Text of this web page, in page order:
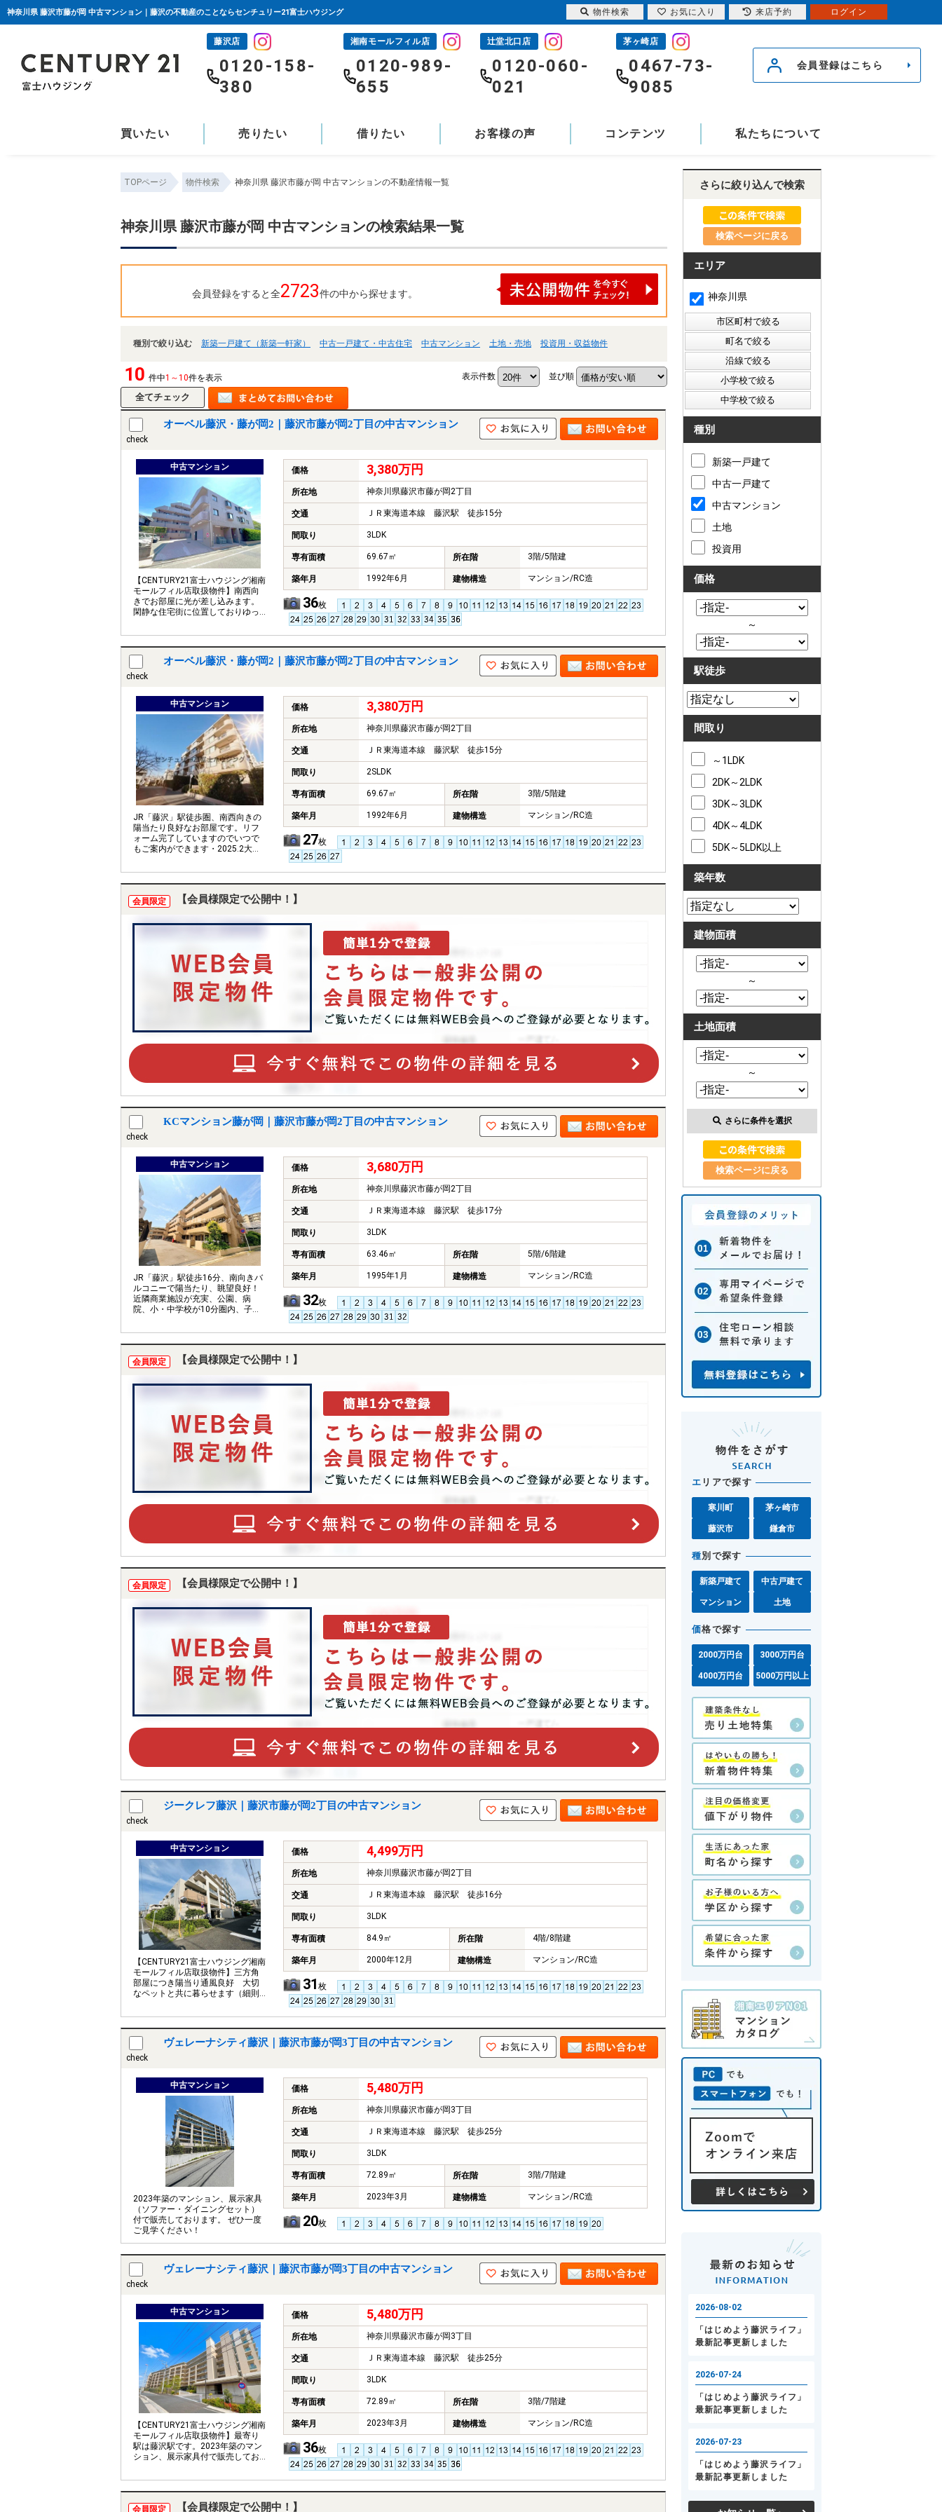
神奈川県 藤沢市藤が岡 中古マンション｜藤沢の不動産のことならセンチュリー21富士ハウジング
藤沢店
0120-158-
380
湘南モールフィル店
0120-989-
655
辻堂北口店
0120-060-
021
茅ヶ崎店
0467-73-
9085
会員登録はこちら
買いたい 売りたい 借りたい お客様の声 コンテンツ 私たちについて
TOPページ 物件検索 神奈川県 藤沢市藤が岡 中古マンションの不動産情報一覧
神奈川県 藤沢市藤が岡 中古マンションの検索結果一覧
会員登録をすると全2723件の中から探せます。
種別で絞り込む 新築一戸建て（新築一軒家） 中古一戸建て・中古住宅 中古マンション 土地・売地 投資用・収益物件
10 件中1～10件を表示 表示件数 並び順
check
オーベル藤沢・藤が岡2｜藤沢市藤が岡2丁目の中古マンション
中古マンション
【CENTURY21富士ハウジング湘南
モールフィル店取扱物件】南西向
きでお部屋に光が差し込みます。
閑静な住宅街に位置しておりゆっ
価格 3,380万円
所在地 神奈川県藤沢市藤が岡2丁目
交通 ＪＲ東海道本線 藤沢駅 徒歩15分
間取り 3LDK
専有面積 69.67㎡ 所在階 3階/5階建
築年月 1992年6月 建物構造 マンション/RC造
36枚
check
オーベル藤沢・藤が岡2｜藤沢市藤が岡2丁目の中古マンション
中古マンション
JR「藤沢」駅徒歩圏、南西向きの
陽当たり良好なお部屋です。リフ
ォーム完了していますのでいつで
もご案内ができます・2025.2大規
価格 3,380万円
所在地 神奈川県藤沢市藤が岡2丁目
交通 ＪＲ東海道本線 藤沢駅 徒歩15分
間取り 2SLDK
専有面積 69.67㎡ 所在階 3階/5階建
築年月 1992年6月 建物構造 マンション/RC造
27枚
会員限定 【会員様限定で公開中！】
check
KCマンション藤が岡｜藤沢市藤が岡2丁目の中古マンション
中古マンション
JR「藤沢」駅徒歩16分、南向きバ
ルコニーで陽当たり、眺望良好！
近隣商業施設が充実、公園、病
院、小・中学校が10分圏内、子育
す。
価格 3,680万円
所在地 神奈川県藤沢市藤が岡2丁目
交通 ＪＲ東海道本線 藤沢駅 徒歩17分
間取り 3LDK
専有面積 63.46㎡ 所在階 5階/6階建
築年月 1995年1月 建物構造 マンション/RC造
32枚
会員限定 【会員様限定で公開中！】
会員限定 【会員様限定で公開中！】
check
ジークレフ藤沢｜藤沢市藤が岡2丁目の中古マンション
中古マンション
【CENTURY21富士ハウジング湘南
モールフィル店取扱物件】三方角
部屋につき陽当り通風良好 大切
なペットと共に暮らせます（細則
価格 4,499万円
所在地 神奈川県藤沢市藤が岡2丁目
交通 ＪＲ東海道本線 藤沢駅 徒歩16分
間取り 3LDK
専有面積 84.9㎡ 所在階 4階/8階建
築年月 2000年12月 建物構造 マンション/RC造
31 枚
check
ヴェレーナシティ藤沢｜藤沢市藤が岡3丁目の中古マンション
中古マンション
2023年築のマンション、展示家具
（ソファー・ダイニングセット）
付で販売しております。 ぜひ一度
ご見学ください！
価格 5,480万円
所在地 神奈川県藤沢市藤が岡3丁目
交通 ＪＲ東海道本線 藤沢駅 徒歩25分
間取り 3LDK
専有面積 72.89㎡ 所在階 3階/7階建
築年月 2023年3月 建物構造 マンション/RC造
20枚
check
ヴェレーナシティ藤沢｜藤沢市藤が岡3丁目の中古マンション
中古マンション
【CENTURY21富士ハウジング湘南
モールフィル店取扱物件】最寄り
駅は藤沢駅です。2023年築のマン
ション、展示家具付で販売してお
価格 5,480万円
所在地 神奈川県藤沢市藤が岡3丁目
交通 ＪＲ東海道本線 藤沢駅 徒歩25分
間取り 3LDK
専有面積 72.89㎡ 所在階 3階/7階建
築年月 2023年3月 建物構造 マンション/RC造
36枚
会員限定 【会員様限定で公開中！】
さらに絞り込んで検索
検索ページに戻る
エリア
神奈川県
種別
新築一戸建て
中古一戸建て
中古マンション
土地
投資用
価格
～
駅徒歩
間取り
～1LDK
2DK～2LDK
3DK～3LDK
4DK～4LDK
5DK～5LDK以上
築年数
建物面積
～
土地面積
～
さらに条件を選択
検索ページに戻る
エ リアで探す
寒川町 茅ヶ崎市
藤沢市 鎌倉市
種別で探す
新築戸建て 中古戸建て
マンション 土地
価格で探す
2000万円台 3000万円台
4000万円台 5000万円以上
物件検索 お気に入り 来店予約 ログイン